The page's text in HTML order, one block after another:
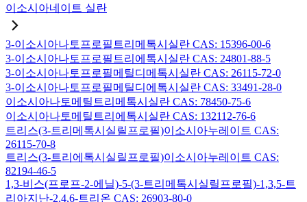
이소시아네이트 실란
3-이소시아나토프로필트리메톡시실란 CAS: 15396-00-6
3-이소시아나토프로필트리에톡시실란 CAS: 24801-88-5
3-이소시아나토프로필메틸디메톡시실란 CAS: 26115-72-0
3-이소시아나토프로필메틸디에톡시실란 CAS: 33491-28-0
이소시아나토메틸트리메톡시실란 CAS: 78450-75-6
이소시아나토메틸트리에톡시실란 CAS: 132112-76-6
트리스(3-트리메톡시실릴프로필)이소시아누레이트 CAS:
26115-70-8
트리스(3-트리에톡시실릴프로필)이소시아누레이트 CAS:
82194-46-5
1,3-비스(프로프-2-에닐)-5-(3-트리메톡시실릴프로필)-1,3,5-트
리아지난-2,4,6-트리온 CAS: 26903-80-0